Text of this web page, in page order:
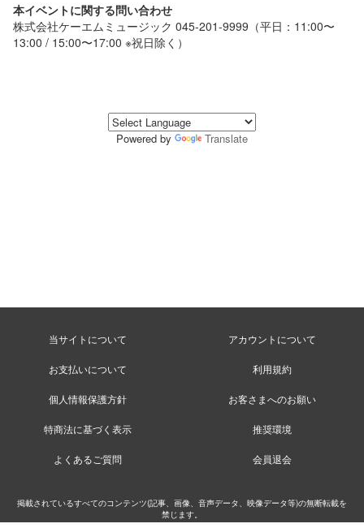
本イベントに関する問い合わせ
株式会社ケーエムミュージック 045-201-9999（平日：11:00〜
13:00 / 15:00〜17:00 ※祝日除く）
Powered by Translate
当サイトについて アカウントについて
お支払いについて 利用規約
個人情報保護方針 お客さまへのお願い
特商法に基づく表示 推奨環境
よくあるご質問 会員退会
掲載されているすべてのコンテンツ(記事、画像、音声データ、映像データ等)の無断転載を
禁じます。